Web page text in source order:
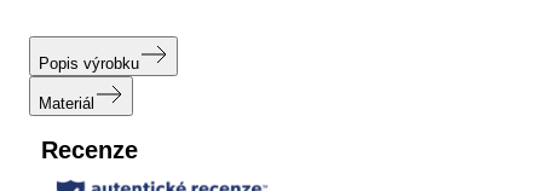
Popis výrobku
Materiál
Recenze